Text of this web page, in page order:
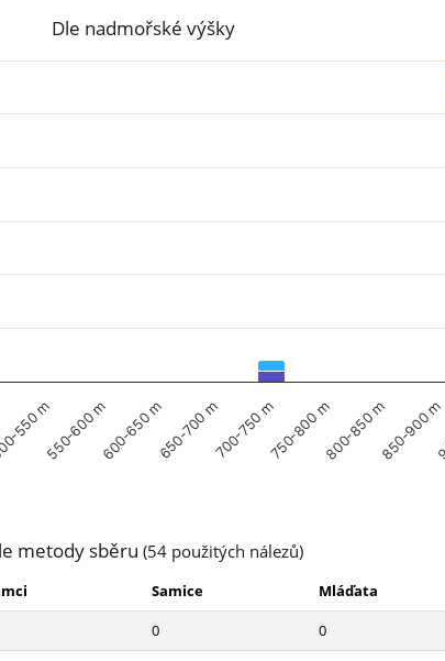
Dle nadmořské výšky
550 m550-600 m600-650 m650-700 m700-750 m750-800 m800-850 m850-900 m
metody sběru (54 použitých nálezů)
Samice Mláďata
0 0